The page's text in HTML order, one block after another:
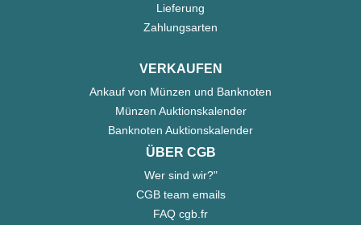
Lieferung
Zahlungsarten
VERKAUFEN
Ankauf von Münzen und Banknoten
Münzen Auktionskalender
Banknoten Auktionskalender
ÜBER CGB
Wer sind wir?"
CGB team emails
FAQ cgb.fr